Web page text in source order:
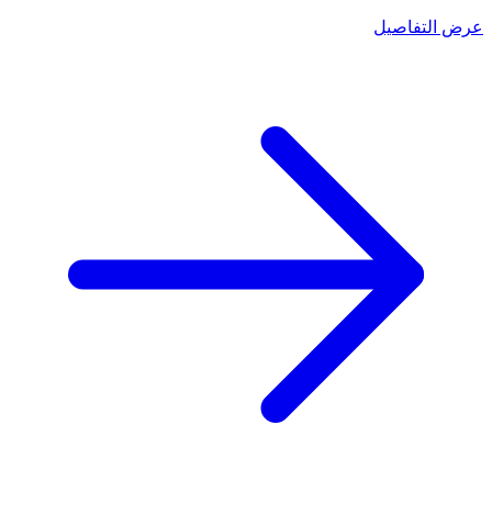
عرض التفاصيل